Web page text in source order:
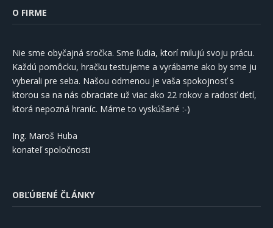
O FIRME
Nie sme obyčajná sročka. Sme ľudia, ktorí milujú svoju prácu.
Každú pomôcku, hračku testujeme a vyrábame ako by sme ju
vyberali pre seba. Našou odmenou je vaša spokojnosť s
ktorou sa na nás obraciate už viac ako 22 rokov a radosť detí,
ktorá nepozná hraníc. Máme to vyskúšané :-)
Ing. Maroš Huba
konateľ spoločnosti
OBĽÚBENÉ ČLÁNKY